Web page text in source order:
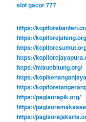
slot gacor 777
https://
https://
https://
https://
https://mixuebitung.org/
https://
https://
https://pagisorepik.org/
https://
https://